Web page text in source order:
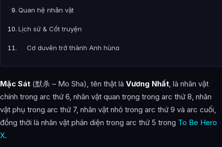
Quan hệ nhân vật
Lịch sử & Cốt truyện
Cơ duyên trở thành Anh hùng
Hôn nhân
Cái chết của A Sinh (Ah Sheng)
Biến cố gia đình
Âm thầm quan sát
Mặc Sát (默杀 – Mo Sha), tên thật là Vương Nhất, là nhân vật
chính trong arc thứ 6, nhân vật quan trọng trong arc thứ 8, nhân
vật phụ trong arc thứ 7, nhân vật nhỏ trong arc thứ 9 và arc cuối,
đồng thời là nhân vật phản diện trong arc thứ 5 trong To Be Hero
X.